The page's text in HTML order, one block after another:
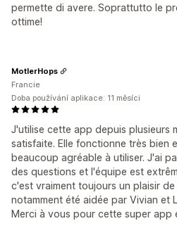
permette di avere. Soprattutto le
ottime!
J'utilise cette app depuis plusieurs
satisfaite. Elle fonctionne très bien
beaucoup agréable à utiliser. J'ai
des questions et l'équipe est
c'est vraiment toujours un plaisir
notamment été aidée par Vivian et
Merci à vous pour cette super app
MotlerHops
Francie
Doba používání aplikace: 11 měsíci